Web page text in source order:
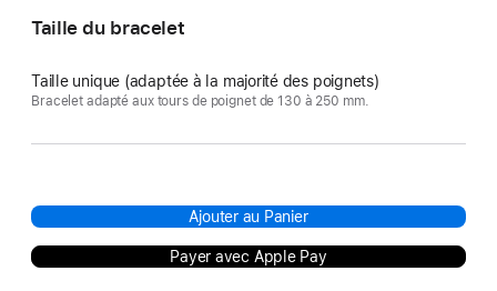
Taille du bracelet
Taille unique (adaptée à la majorité des poignets)
Bracelet adapté aux tours de poignet de 130 à 250 mm.
Ajouter au Panier
Payer avec Apple Pay